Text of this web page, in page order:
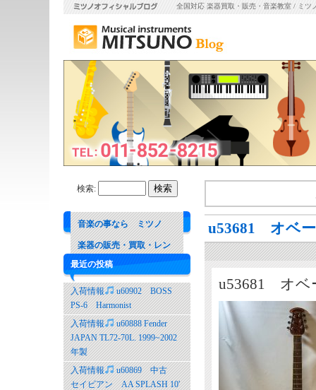
全国対応 楽器買取・販売・音楽教室 / ミツ
u53681 オベ
u53681 オベ
検索:
音楽の事なら ミツノ
楽器の販売・買取・レン
タル 音楽教室
最近の投稿
入荷情報
u60902 BOSS
PS-6 Harmonist
入荷情報
u60888 Fender
JAPAN TL72-70L. 1999~2002
年製
入荷情報
u60869 中古
セイビアン AA SPLASH 10′